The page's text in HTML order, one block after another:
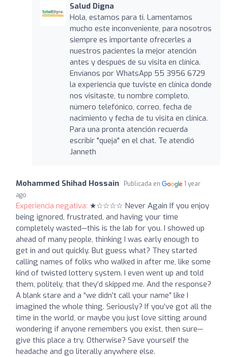
Salud Digna
Hola, estamos para ti. Lamentamos
mucho este inconveniente, para nosotros
siempre es importante ofrecerles a
nuestros pacientes la mejor atención
antes y después de su visita en clínica.
Envíanos por WhatsApp 55 3956 6729
la experiencia que tuviste en clínica donde
nos visitaste, tu nombre completo,
número telefónico, correo, fecha de
nacimiento y fecha de tu visita en clínica.
Para una pronta atención recuerda
escribir "queja" en el chat. Te atendió
Janneth
Mohammed Shihad Hossain Publicada en
1 year
ago
Experiencia negativa: ★☆☆☆☆ Never Again If you enjoy
being ignored, frustrated, and having your time
completely wasted—this is the lab for you. I showed up
ahead of many people, thinking I was early enough to
get in and out quickly. But guess what? They started
calling names of folks who walked in after me, like some
kind of twisted lottery system. I even went up and told
them, politely, that they’d skipped me. And the response?
A blank stare and a “we didn’t call your name” like I
imagined the whole thing. Seriously? If you’ve got all the
time in the world, or maybe you just love sitting around
wondering if anyone remembers you exist, then sure—
give this place a try. Otherwise? Save yourself the
headache and go literally anywhere else.